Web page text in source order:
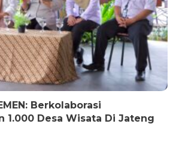
Berkolaborasi
1.000 Desa Wisata Di Jateng